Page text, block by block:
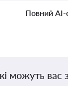
Повний AI-
можуть вас